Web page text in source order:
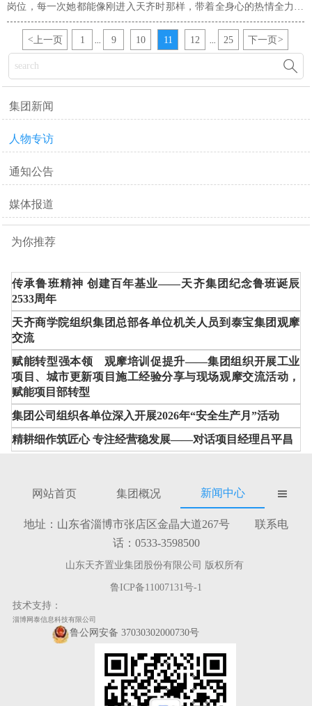
岗位，每一次她都能像刚进入天齐时那样，带着全身心的热情全力以
赴，迅速适应新工作，先后被公司授予“优秀管理标兵”“优秀管理员”
等荣誉称号。
< 上一页 1 9 10 11 12 25 下一页>

集团新闻
人物专访
通知公告
媒体报道
为你推荐
传承鲁班精神 创建百年基业——天齐集团纪念鲁班诞辰
2533周年
天齐商学院组织集团总部各单位机关人员到泰宝集团观摩
交流
赋能转型强本领 观摩培训促提升——集团组织开展工业
项目、城市更新项目施工经验分享与现场观摩交流活动，
赋能项目部转型
集团公司组织各单位深入开展2026年“安全生产月”活动
精耕细作筑匠心 专注经营稳发展——对话项目经理吕平昌
网站首页 集团概况 新闻中心 
地址：山东省淄博市张店区金晶大道267号 联系电
话：0533-3598500
山东天齐置业集团股份有限公司 版权所有
鲁ICP备11007131号-1
技术支持：
淄博网泰信息科技有限公司
鲁公网安备 37030302000730号